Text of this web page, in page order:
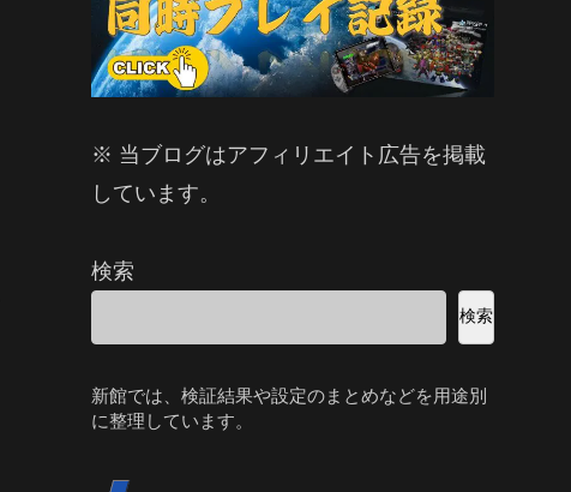
※ 当ブログはアフィリエイト広告を掲載
しています。
検索
検索
新館では、検証結果や設定のまとめなどを用途別
に整理しています。